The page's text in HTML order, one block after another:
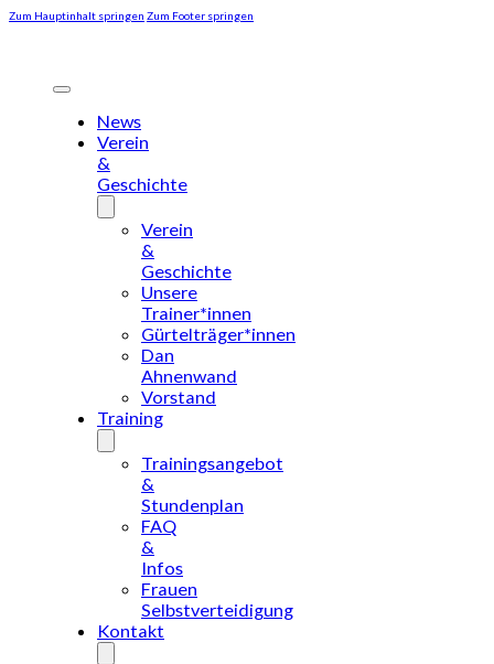
Zum Hauptinhalt springen Zum Footer springen
News
Verein
&
Geschichte
Verein
&
Geschichte
Unsere
Trainer*innen
Gürtelträger*innen
Dan
Ahnenwand
Vorstand
Training
Trainingsangebot
&
Stundenplan
FAQ
&
Infos
Frauen
Selbstverteidigung
Kontakt